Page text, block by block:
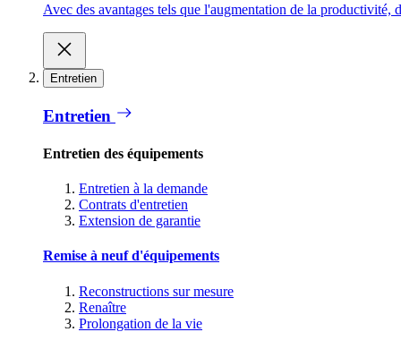
Avec des avantages tels que l'augmentation de la
Entretien
Entretien
Entretien des équipements
Entretien à la demande
Contrats d'entretien
Extension de garantie
Remise à neuf d'équipements
Reconstructions sur mesure
Renaître
Prolongation de la vie